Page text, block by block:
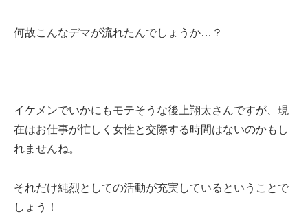
何故こんなデマが流れたんでしょうか…？
イケメンでいかにもモテそうな後上翔太さんですが、現
在はお仕事が忙しく女性と交際する時間はないのかもし
れませんね。
それだけ純烈としての活動が充実しているということで
しょう！